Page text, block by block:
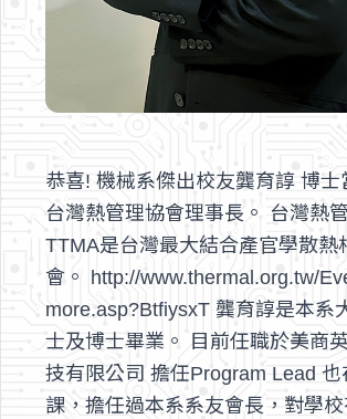
恭喜! 機械系傑出校友龔育諄 博士
台灣熱管理協會理事長。 台灣熱
TTMA是台灣最大結合產官學散熱
會。 http://www.thermal.org.tw/
more.asp?BtfiysxT 龔育諄是本系
士及博士畢業。 目前任職於美商
技有限公司 擔任Program Lead 也
課，擔任過本系系友會長，對學